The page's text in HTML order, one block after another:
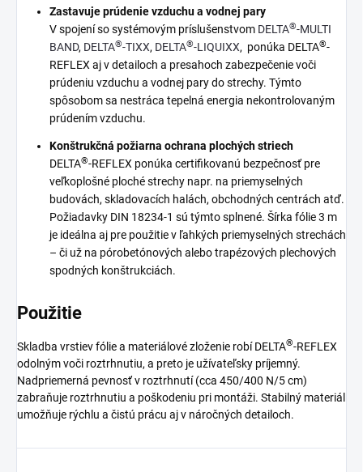
Zastavuje prúdenie vzduchu a vodnej pary
V spojení so systémovým príslušenstvom DELTA®-MULTI
BAND, DELTA®-TIXX, DELTA®-LIQUIXX, ponúka DELTA®-
REFLEX aj v detailoch a presahoch zabezpečenie voči
prúdeniu vzduchu a vodnej pary do strechy. Týmto
spôsobom sa nestráca tepelná energia nekontrolovaným
prúdením vzduchu.
Konštrukčná požiarna ochrana plochých striech
DELTA®-REFLEX ponúka certifikovanú bezpečnosť pre
veľkoplošné ploché strechy napr. na priemyselných
budovách, skladovacích halách, obchodných centrách atď.
Požiadavky DIN 18234-1 sú týmto splnené. Šírka fólie 3 m
je ideálna aj pre použitie v ľahkých priemyselných strechách
– či už na pórobetónových alebo trapézových plechových
spodných konštrukciách.
Použitie
Skladba vrstiev fólie a materiálové zloženie robí DELTA®-REFLEX
odolným voči roztrhnutiu, a preto je užívateľsky príjemný.
Nadpriemerná pevnosť v roztrhnutí (cca 450/400 N/5 cm)
zabraňuje roztrhnutiu a poškodeniu pri montáži. Stabilný materiál
umožňuje rýchlu a čistú prácu aj v náročných detailoch.